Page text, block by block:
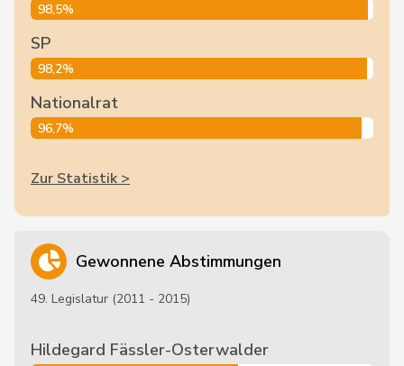
98,5%
SP
98,2%
Nationalrat
96,7%
Zur Statistik >
Gewonnene Abstimmungen
49. Legislatur (2011 - 2015)
Hildegard Fässler-Osterwalder